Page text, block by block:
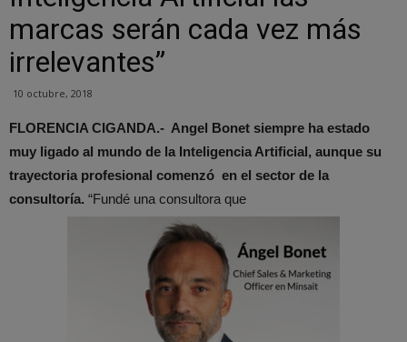
marcas serán cada vez más
irrelevantes”
10 octubre, 2018
FLORENCIA CIGANDA.- Angel Bonet siempre ha estado
muy ligado al mundo de la Inteligencia Artificial, aunque su
trayectoria profesional comenzó en el sector de la
consultoría. “Fundé una consultora que